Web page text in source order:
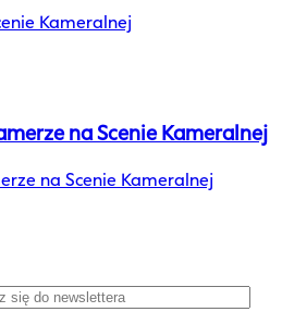
Kameralnej
na Scenie Kameralnej
na Scenie Kameralnej